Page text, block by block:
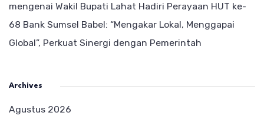
mengenai Wakil Bupati Lahat Hadiri Perayaan HUT ke-
68 Bank Sumsel Babel: “Mengakar Lokal, Menggapai
Global”, Perkuat Sinergi dengan Pemerintah
Archives
Agustus 2026